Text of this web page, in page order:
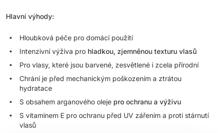
Hlavní výhody:
Hloubková péče pro domácí použití
Intenzivní výživa pro hladkou, zjemněnou texturu vlasů
Pro vlasy, které jsou barvené, zesvětlené i zcela přírodní
Chrání je před mechanickým poškozením a ztrátou
hydratace
S obsahem arganového oleje pro ochranu a výživu
S vitaminem E pro ochranu před UV zářením a proti stárnutí
vlasů